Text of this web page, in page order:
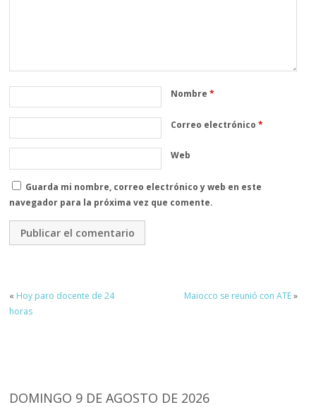
Nombre*
Correo electrónico*
Web
Guarda mi nombre, correo electrónico y web en este
navegador para la próxima vez que comente.
« Hoy paro docente de 24
horas
Maiocco se reunió con ATE»
DOMINGO 9 DE AGOSTO DE 2026